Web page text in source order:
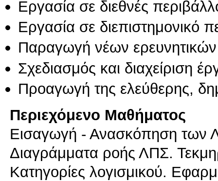
Εργασία σε διεθνές
Εργασία σε διεπιστημονικό
Παραγωγή νέων
Σχεδιασμός και διαχείριση
Προαγωγή της ελεύθερης,
Περιεχόμενο Μαθήματος
Εισαγωγή - Ανασκόπηση των
Διαγράμματα ροής ΛΠΣ.
Κατηγορίες λογισμικού.